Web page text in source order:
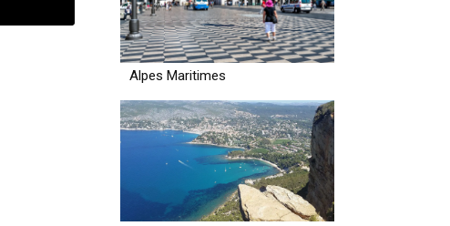
Alpes Maritimes